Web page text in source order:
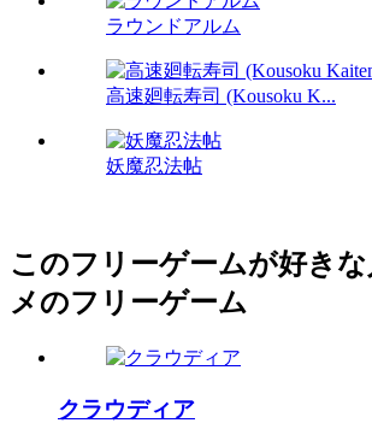
ラウンドアルム
高速廻転寿司 (Kousoku K...
妖魔忍法帖
このフリーゲームが好き
メのフリーゲーム
クラウディア